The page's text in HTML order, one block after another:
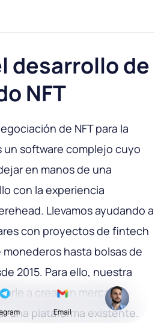
desarrollo de
NFT
de NFT para la
un software complejo cuyo
en manos de una
con la experiencia
Llevamos ayudando a
con proyectos de fintech
hasta bolsas de
2015. Para ello, nuestra
a crear un mercado
una plataforma existente.
Email